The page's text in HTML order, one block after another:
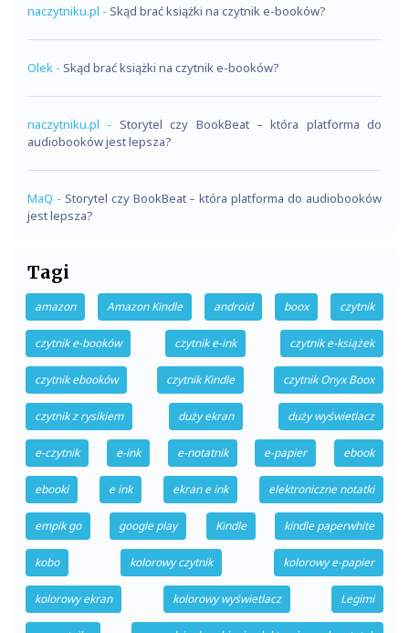
naczytniku.pl - Skąd brać książki na czytnik e-booków?
Olek - Skąd brać książki na czytnik e-booków?
naczytniku.pl - Storytel czy BookBeat – która platforma do
audiobooków jest lepsza?
MaQ - Storytel czy BookBeat – która platforma do audiobooków
jest lepsza?
Tagi
amazon Amazon Kindle android boox czytnik
czytnik e-booków czytnik e-ink czytnik e-książek
czytnik ebooków czytnik Kindle czytnik Onyx Boox
czytnik z rysikiem duży ekran duży wyświetlacz
e-czytnik e-ink e-notatnik e-papier ebook
ebooki e ink ekran e ink elektroniczne notatki
empik go google play Kindle kindle paperwhite
kobo kolorowy czytnik kolorowy e-papier
kolorowy ekran kolorowy wyświetlacz Legimi